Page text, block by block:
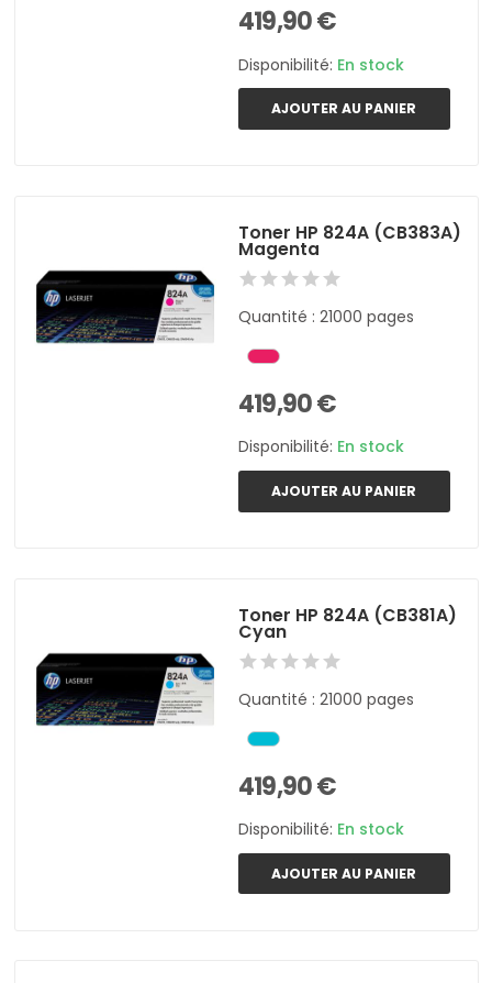
419,90 €
Disponibilité: En stock
AJOUTER AU PANIER
Toner HP 824A (CB383A)
Magenta
Quantité : 21000 pages
419,90 €
Disponibilité: En stock
AJOUTER AU PANIER
Toner HP 824A (CB381A)
Cyan
Quantité : 21000 pages
419,90 €
Disponibilité: En stock
AJOUTER AU PANIER